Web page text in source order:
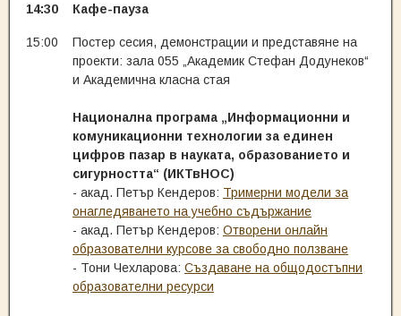
14:30 Кафе-пауза
15:00
Постер сесия, демонстрации и представяне на
проекти: зала 055 „Академик Стефан Додунеков“
и Академична класна стая
Национална програма „Информационни и
комуникационни технологии за единен
цифров пазар в науката, образованието и
сигурността“ (ИКТвНОС)
- акад. Петър Кендеров: Тримерни модели за
онагледяването на учебно съдържание
- акад. Петър Кендеров: Отворени онлайн
образователни курсове за свободно ползване
- Тони Чехларова: Създаване на общодостъпни
образователни ресурси